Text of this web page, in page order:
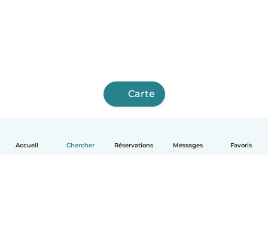
Accueil Chercher Réservations Messages Favoris
Carte